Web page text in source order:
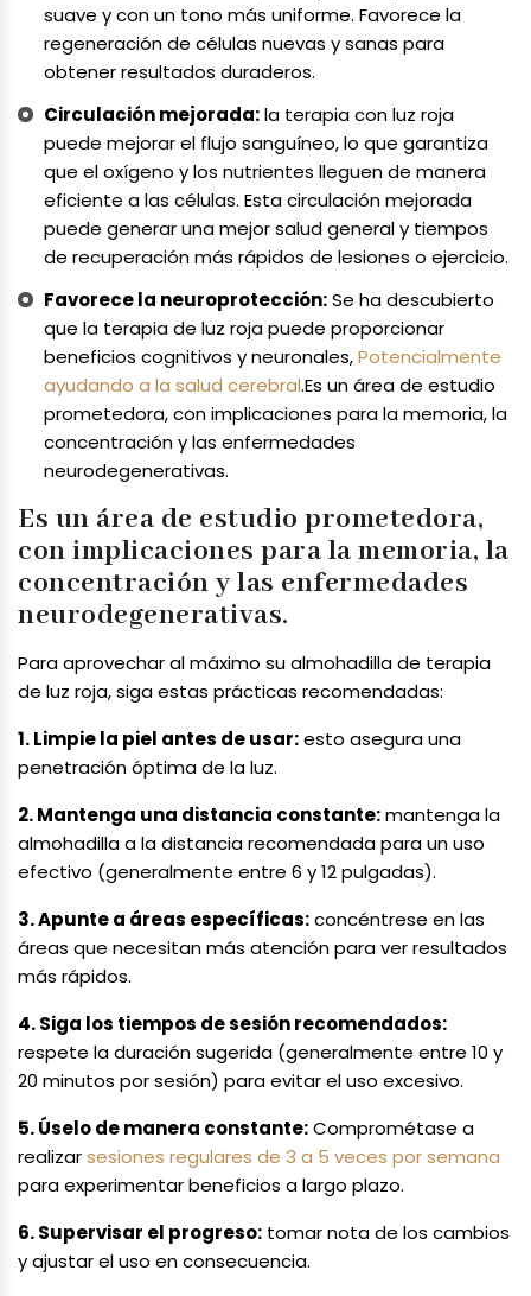
suave y con un tono más uniforme. Favorece la
regeneración de células nuevas y sanas para
obtener resultados duraderos.
Circulación mejorada:la terapia con luz roja
puede mejorar el flujo sanguíneo, lo que garantiza
que el oxígeno y los nutrientes lleguen de manera
eficiente a las células. Esta circulación mejorada
puede generar una mejor salud general y tiempos
de recuperación más rápidos de lesiones o ejercicio.
Favorece la neuroprotección:Se ha descubierto
que la terapia de luz roja puede proporcionar
beneficios cognitivos y neuronales,Potencialmente
ayudando a la salud cerebral.Es un área de estudio
prometedora, con implicaciones para la memoria, la
concentración y las enfermedades
neurodegenerativas.
Es un área de estudio prometedora,
con implicaciones para la memoria, la
concentración y las enfermedades
neurodegenerativas.
Para aprovechar al máximo su almohadilla de terapia
de luz roja, siga estas prácticas recomendadas:
1. Limpie la piel antes de usar:esto asegura una
penetración óptima de la luz.
2. Mantenga una distancia constante:mantenga la
almohadilla a la distancia recomendada para un uso
efectivo (generalmente entre 6 y 12 pulgadas).
3. Apunte a áreas específicas:concéntrese en las
áreas que necesitan más atención para ver resultados
más rápidos.
4. Siga los tiempos de sesión recomendados:
respete la duración sugerida (generalmente entre 10 y
20 minutos por sesión) para evitar el uso excesivo.
5. Úselo de manera constante:Comprométase a
realizarsesiones regulares de 3 a 5 veces por semana
para experimentar beneficios a largo plazo.
6. Supervisar el progreso: tomar nota de los cambios
y ajustar el uso en consecuencia.